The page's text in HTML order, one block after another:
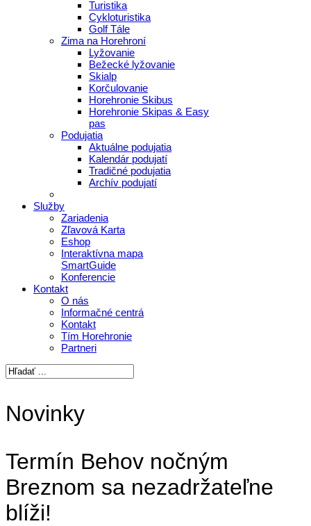
Turistika
Cykloturistika
Golf Tále
Zima na Horehroní
Lyžovanie
Bežecké lyžovanie
Skialp
Korčulovanie
Horehronie Skibus
Horehronie Skipas & Easy
pas
Podujatia
Aktuálne podujatia
Kalendár podujatí
Tradičné podujatia
Archív podujatí
Služby
Zariadenia
Zľavová Karta
Eshop
Interaktívna mapa
SmartGuide
Konferencie
Kontakt
O nás
Informačné centrá
Kontakt
Tím Horehronie
Partneri
Novinky
Termín Behov nočným
Breznom sa nezadržateľne
blíži!